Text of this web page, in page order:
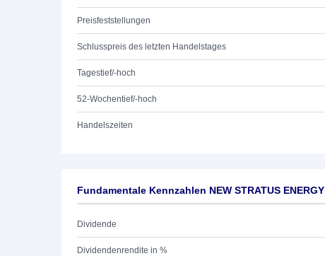
Preisfeststellungen
Schlusspreis des letzten Handelstages
Tagestief/-hoch
52-Wochentief/-hoch
Handelszeiten
Fundamentale Kennzahlen NEW STRATUS ENERGY
Dividende
Dividendenrendite in %